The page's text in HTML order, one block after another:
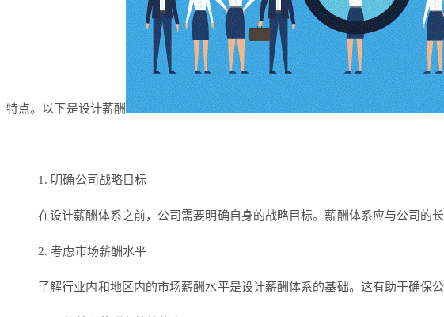
特点。以下是设计薪酬
1. 明确公司战略目标
在设计薪酬体系之前，公司需要明确自身的战略目标。薪酬体系应与公司的
2. 考虑市场薪酬水平
了解行业内和地区内的市场薪酬水平是设计薪酬体系的基础。这有助于确保